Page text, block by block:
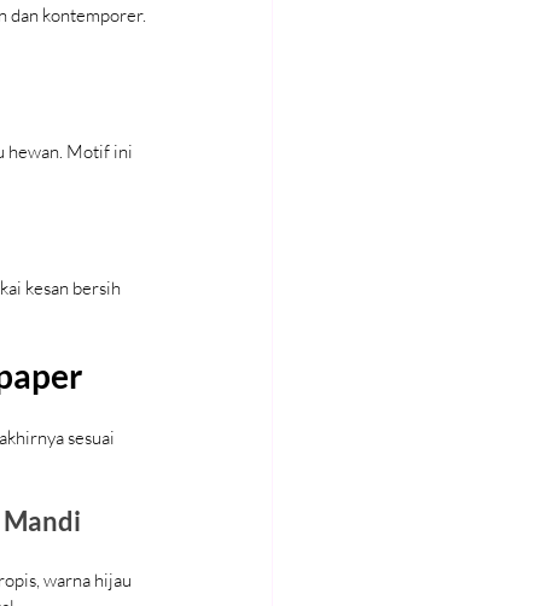
dan kontemporer.
hewan. Motif ini
kesan bersih
sesuai
Mandi
warna hijau